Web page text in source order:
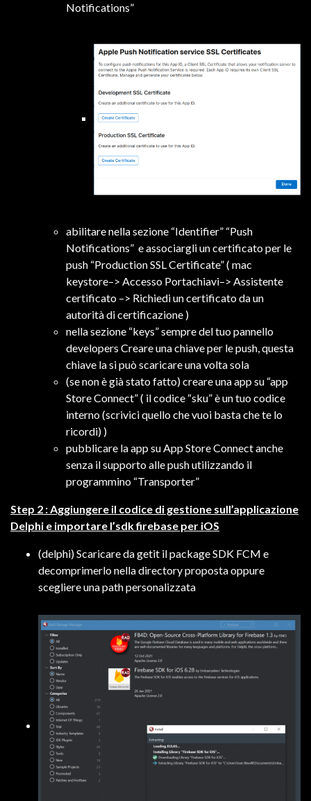
Notifications”
abilitare nella sezione “Identifier” “Push
Notifications” e associargli un certificato per le
push “Production SSL Certificate” ( mac
keystore–> Accesso Portachiavi–> Assistente
certificato –> Richiedi un certificato da un
autorità di certificazione )
nella sezione “keys” sempre del tuo pannello
developers Creare una chiave per le push, questa
chiave la si può scaricare una volta sola
(se non è già stato fatto) creare una app su “app
Store Connect” ( il codice “sku” è un tuo codice
interno (scrivici quello che vuoi basta che te lo
ricordi) )
pubblicare la app su App Store Connect anche
senza il supporto alle push utilizzando il
programmino “Transporter”
Step 2 : Aggiungere il codice di gestione sull’applicazione
Delphi e importare l’sdk firebase per iOS
(delphi) Scaricare da getit il package SDK FCM e
decomprimerlo nella directory proposta oppure
scegliere una path personalizzata